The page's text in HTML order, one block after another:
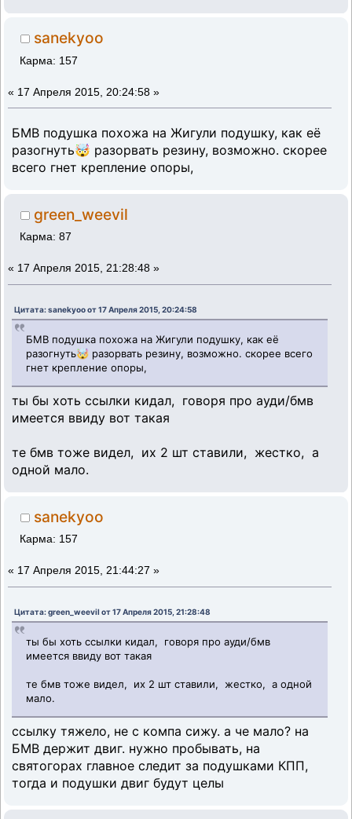
sanekyoo
Карма: 157
« 17 Апреля 2015, 20:24:58 »
БМВ подушка похожа на Жигули подушку, как её
разогнуть🤯 разорвать резину, возможно. скорее
всего гнет крепление опоры,
green_weevil
Карма: 87
« 17 Апреля 2015, 21:28:48 »
Цитата: sanekyoo от 17 Апреля 2015, 20:24:58
БМВ подушка похожа на Жигули подушку, как её
разогнуть🤯 разорвать резину, возможно. скорее всего
гнет крепление опоры,
ты бы хоть ссылки кидал, говоря про ауди/бмв
имеется ввиду вот такая
те бмв тоже видел, их 2 шт ставили, жестко, а
одной мало.
sanekyoo
Карма: 157
« 17 Апреля 2015, 21:44:27 »
Цитата: green_weevil от 17 Апреля 2015, 21:28:48
ты бы хоть ссылки кидал, говоря про ауди/бмв
имеется ввиду вот такая
те бмв тоже видел, их 2 шт ставили, жестко, а одной
мало.
ссылку тяжело, не с компа сижу. а че мало? на
БМВ держит двиг. нужно пробывать, на
святогорах главное следит за подушками КПП,
тогда и подушки двиг будут целы